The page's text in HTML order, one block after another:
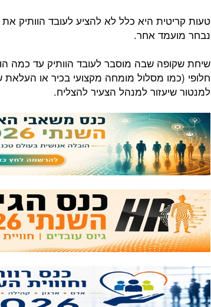
טעות קריטית היא כלל לא להציע לעובד הוותיק
נבחר מועמד אחר.
שיחת שקופה שבה מוסבר לעובד הוותיק עד כמה
חלופי (כמו מסלול מומחה מקצועי בכיר או
למנטור שיעזור למנהל הצעיר להצליח.